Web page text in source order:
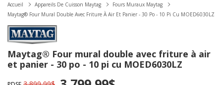
Accueil Appareils De Cuisson Maytag
Fours Muraux Maytag
Maytag® Four Mural Double Avec Friture À Air Et Panier - 30 Po - 10 Pi Cu MOED6030LZ
Maytag® Four mural double avec friture à air
et panier - 30 po - 10 pi cu MOED6030LZ